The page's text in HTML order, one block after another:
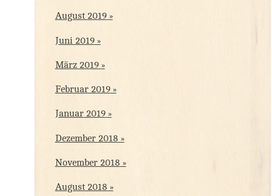
August 2019
Juni 2019
März 2019
Februar 2019
Januar 2019
Dezember 2018
November 2018
August 2018